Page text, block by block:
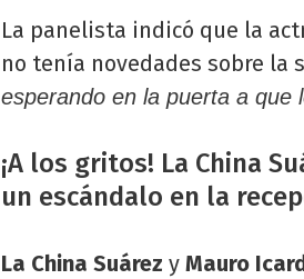
La panelista indicó que la
no tenía novedades sobre la
esperando en la puerta a que
¡A los gritos! La China
un escándalo en la
La China Suárez y Mauro